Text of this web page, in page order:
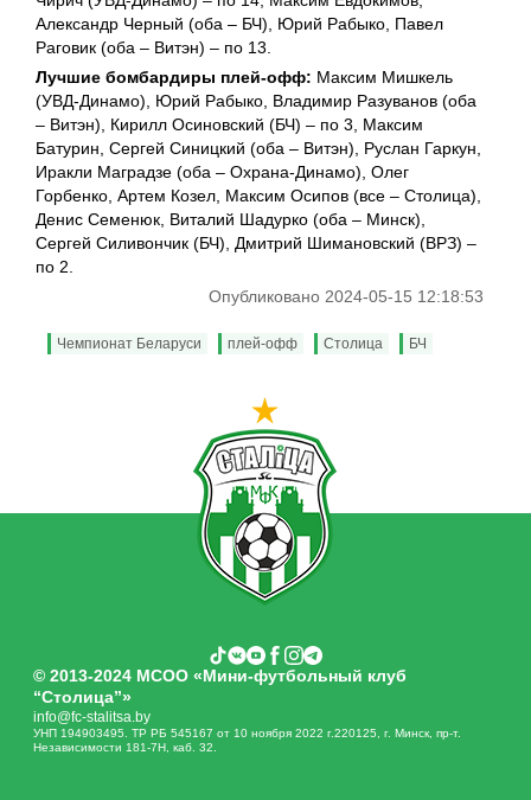
Александр Черный (оба – БЧ), Юрий Рабыко, Павел
Раговик (оба – Витэн) – по 13.
Лучшие бомбардиры плей-офф: Максим Мишкель
(УВД-Динамо), Юрий Рабыко, Владимир Разуванов (оба
– Витэн), Кирилл Осиновский (БЧ) – по 3, Максим
Батурин, Сергей Синицкий (оба – Витэн), Руслан Гаркун,
Иракли Маградзе (оба – Охрана-Динамо), Олег
Горбенко, Артем Козел, Максим Осипов (все – Столица),
Денис Семенюк, Виталий Шадурко (оба – Минск),
Сергей Силивончик (БЧ), Дмитрий Шимановский (ВРЗ) –
по 2.
Опубликовано 2024-05-15 12:18:53
Чемпионат Беларуси плей-офф Столица БЧ
© 2013-2024 МСОО «Мини-футбольный клуб
“Столица”»
info@fc-stalitsa.by
УНП 194903495. ТР РБ 545167 от 10 ноября 2022 г.220125, г. Минск, пр-т.
Независимости 181-7Н, каб. 32.